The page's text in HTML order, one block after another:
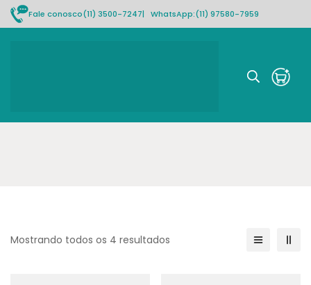
Fale conosco(11) 3500-7247| WhatsApp:(11) 97580-7959
Mostrando todos os 4 resultados